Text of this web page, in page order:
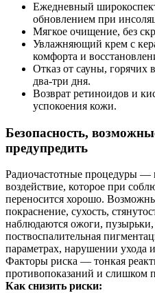
Ежедневный
обновлением при
Мягкое очищение, без
Увлажняющий крем с
комфорта и
Отказ от сауны, горячих
два‑три дня.
Возврат ретиноидов и
успокоения кожи.
Безопасность,
предупредить
Радиочастотные процедуры —
воздействие, которое при
переносится хорошо.
покраснение, сухость,
наблюдаются ожоги, пузырьки,
поствоспалительная
параметрах, нарушении ухода
Факторы риска — тонкая
противопоказаний и слишком
Как снизить риски: